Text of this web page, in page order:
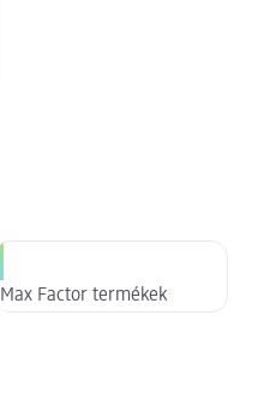
Max Factor termékek